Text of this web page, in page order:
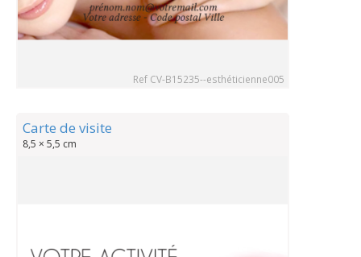
Ref CV-B15235--esthéticienne005
Carte de visite
8,5 × 5,5 cm